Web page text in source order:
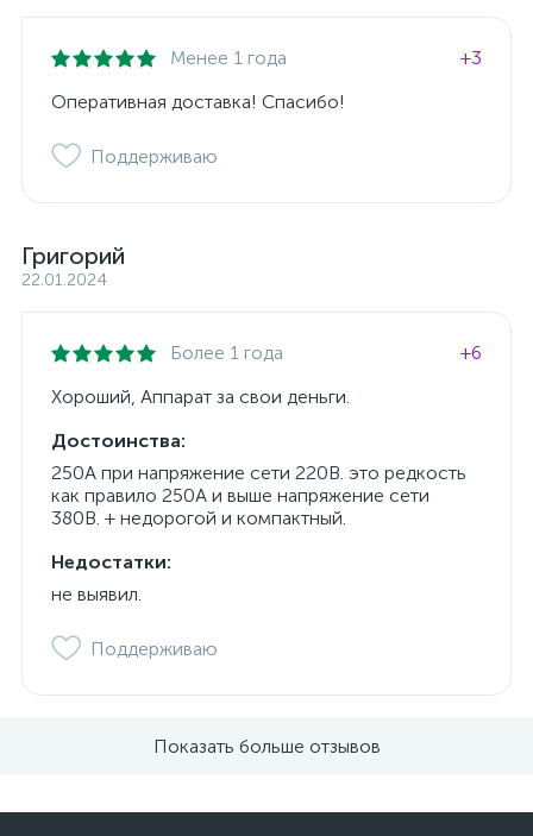
Менее 1 года
+3
Оперативная доставка! Спасибо!
Поддерживаю
Григорий
22.01.2024
Более 1 года
+6
Хороший, Аппарат за свои деньги.
Достоинства:
250А при напряжение сети 220В. это редкость
как правило 250А и выше напряжение сети
380В. + недорогой и компактный.
Недостатки:
не выявил.
Поддерживаю
Показать больше отзывов